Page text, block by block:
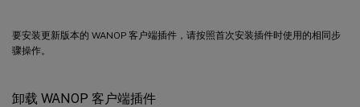
要安装更新版本的 WANOP 客户端插件，请按照首次安装插件时使用的相同步
骤操作。
卸载 WANOP 客户端插件